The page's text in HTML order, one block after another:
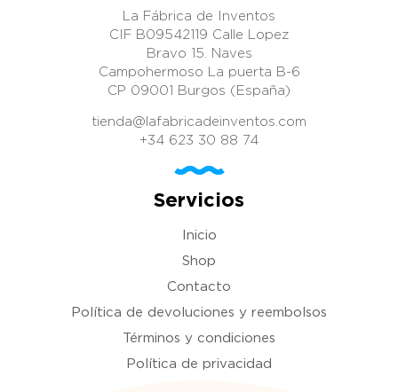
La Fábrica de Inventos
CIF B09542119 Calle Lopez
Bravo 15. Naves
Campohermoso La puerta B-6
CP 09001 Burgos (España)
tienda@lafabricadeinventos.com
+34 623 30 88 74
Servicios
Inicio
Shop
Contacto
Política de devoluciones y reembolsos
Términos y condiciones
Política de privacidad